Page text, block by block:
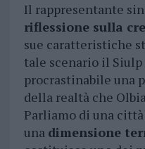
Il rappresentante
riflessione sulla
sue caratteristiche
tale scenario il
procrastinabile una
della realtà che
Parliamo di una
una dimensione